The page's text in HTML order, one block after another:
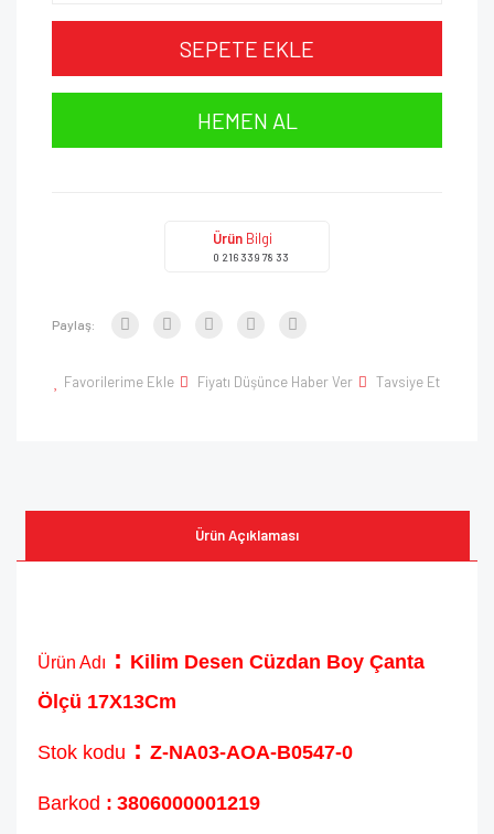
SEPETE EKLE
HEMEN AL
Ürün Bilgi
0 216 339 78 33
Paylaş:
Favorilerime Ekle Fiyatı Düşünce Haber Ver Tavsiye Et
Ürün Açıklaması
Ürün Adı : Kilim Desen Cüzdan Boy Çanta
Ölçü 17X13Cm
Stok kodu : Z-NA03-AOA-B0547-0
Barkod : 3806000001219